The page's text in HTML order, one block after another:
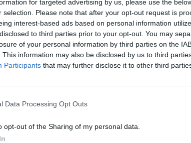
for targeted advertising by us, please use the
selection. Please note that after your opt-out request is
interest-based ads based on personal information
to third parties prior to your opt-out. You may
of your personal information by third parties on the
This information may also be disclosed by us to third
Participants that may further disclose it to other third
Data Processing Opt Outs
opt-out of the Sharing of my personal data.
Ritornerebbe in questo hotel?
NON SO
Only negative comment that I can add is that
utensils, cutlery or cups/glasses.
Ritornerebbe in questo hotel?
SI